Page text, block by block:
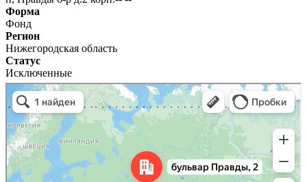
Форма
Фонд
Регион
Нижегородская область
Статус
Исключенные